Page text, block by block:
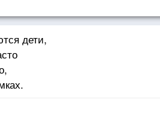
дети,